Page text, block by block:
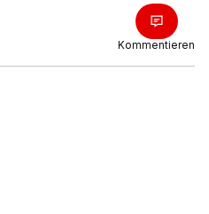
Kommentieren